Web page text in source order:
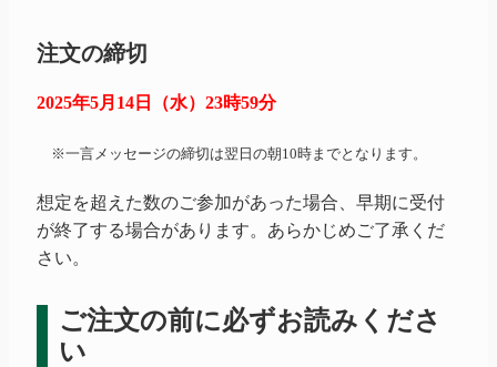
注文の締切
2025年5月14日（水）23時59分
※一言メッセージの締切は翌日の朝10時までとなります。
想定を超えた数のご参加があった場合、早期に受付
が終了する場合があります。あらかじめご了承くだ
さい。
ご注文の前に必ずお読みくださ
い